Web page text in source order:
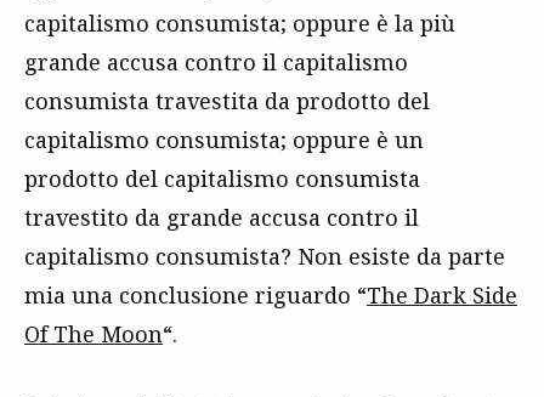
capitalismo consumista; oppure è la più
grande accusa contro il capitalismo
consumista travestita da prodotto del
capitalismo consumista; oppure è un
prodotto del capitalismo consumista
travestito da grande accusa contro il
capitalismo consumista? Non esiste da parte
mia una conclusione riguardo “The Dark Side
Of The Moon“.